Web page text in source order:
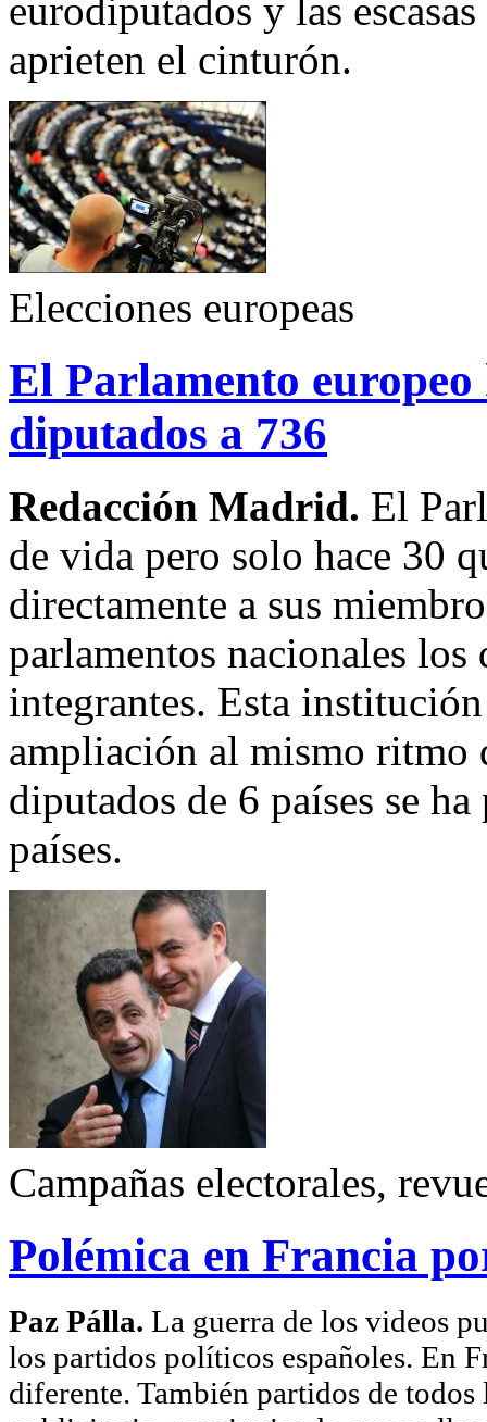
eurodiputados y las
aprieten el cinturón.
Elecciones europeas
El Parlamento europeo
diputados a 736
Redacción Madrid. El
de vida pero solo hace 30
directamente a sus
parlamentos nacionales los
integrantes. Esta
ampliación al mismo ritmo
diputados de 6 países se
países.
Campañas electorales,
Polémica en Francia
Paz Pálla. La guerra de los videos
los partidos políticos españoles. En
diferente. También partidos de